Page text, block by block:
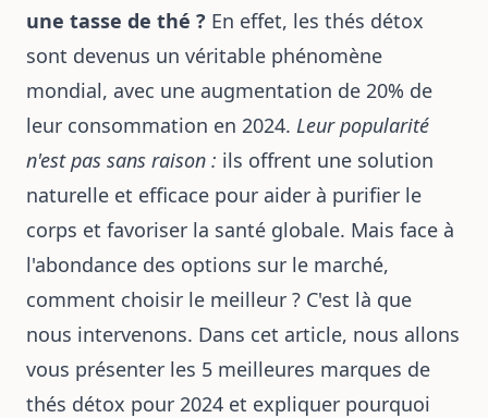
une tasse de thé ? En effet, les thés détox
sont devenus un véritable phénomène
mondial, avec une augmentation de 20% de
leur consommation en 2024. Leur popularité
n'est pas sans raison : ils offrent une solution
naturelle et efficace pour aider à purifier le
corps et favoriser la santé globale. Mais face à
l'abondance des options sur le marché,
comment choisir le meilleur ? C'est là que
nous intervenons. Dans cet article, nous allons
vous présenter les 5 meilleures marques de
thés détox pour 2024 et expliquer pourquoi